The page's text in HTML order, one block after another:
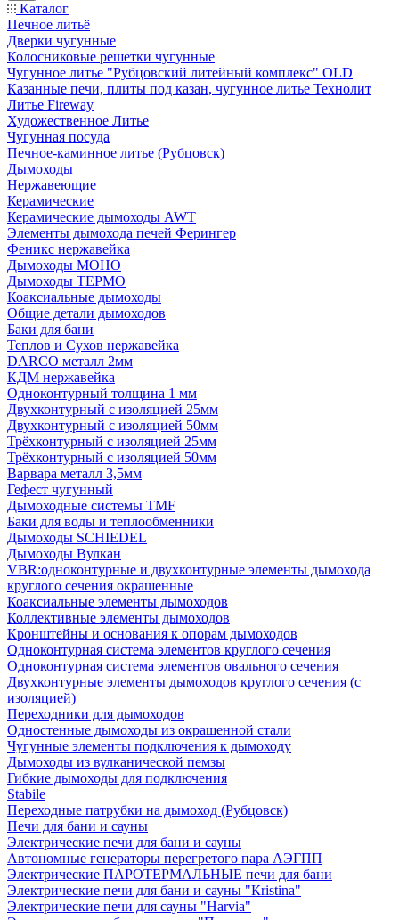
Каталог
Печное литьё
Дверки чугунные
Колосниковые решетки чугунные
Чугунное литье "Рубцовский литейный комплекс" OLD
Казанные печи, плиты под казан, чугунное литье Технолит
Литье Fireway
Художественное Литье
Чугунная посуда
Печное-каминное литье (Рубцовск)
Дымоходы
Нержавеющие
Керамические
Керамические дымоходы AWT
Элементы дымохода печей Ферингер
Феникс нержавейка
Дымоходы МОНО
Дымоходы ТЕРМО
Коаксиальные дымоходы
Общие детали дымоходов
Баки для бани
Теплов и Сухов нержавейка
DARCO металл 2мм
КДМ нержавейка
Одноконтурный толщина 1 мм
Двухконтурный с изоляцией 25мм
Двухконтурный с изоляцией 50мм
Трёхконтурный с изоляцией 25мм
Трёхконтурный с изоляцией 50мм
Варвара металл 3,5мм
Гефест чугунный
Дымоходные системы TMF
Баки для воды и теплообменники
Дымоходы SCHIEDEL
Дымоходы Вулкан
VBR:одноконтурные и двухконтурные элементы дымохода
круглого сечения окрашенные
Коаксиальные элементы дымоходов
Коллективные элементы дымоходов
Кронштейны и основания к опорам дымоходов
Одноконтурная система элементов круглого сечения
Одноконтурная система элементов овального сечения
Двухконтурные элементы дымоходов круглого сечения (с
изоляцией)
Переходники для дымоходов
Одностенные дымоходы из окрашенной стали
Чугунные элементы подключения к дымоходу
Дымоходы из вулканической пемзы
Гибкие дымоходы для подключения
Stabile
Переходные патрубки на дымоход (Рубцовск)
Печи для бани и сауны
Электрические печи для бани и сауны
Автономные генераторы перегретого пара АЭГПП
Электрические ПАРОТЕРМАЛЬНЫЕ печи для бани
Электрические печи для бани и сауны "Кristina"
Электрические печи для сауны "Harvia"